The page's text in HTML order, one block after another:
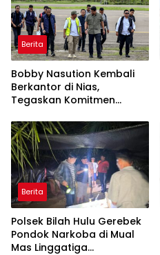
Berita
Bobby Nasution Kembali
Berkantor di Nias,
Tegaskan Komitmen
Kepulauan Nias
Berita
Polsek Bilah Hulu Gerebek
Pondok Narkoba di Mual
Mas Linggatiga